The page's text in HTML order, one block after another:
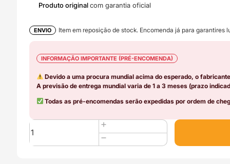
Produto originalcom garantia oficial
ENVIO Item em reposição de stock. Encomenda já para garantires
INFORMAÇÃO IMPORTANTE (PRÉ-ENCOMENDA)
Devido a uma procura mundial acima do esperado, o
A previsão de entrega mundial varia de 1 a 3 meses (prazo
Todas as pré-encomendas serão expedidas por ordem de
Quantidade
de
Hotend